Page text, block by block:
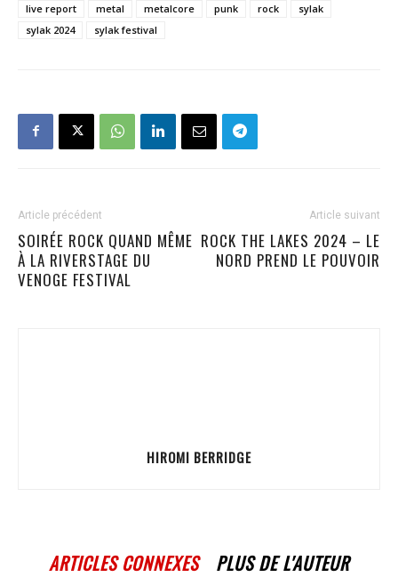
live report
metal metalcore punk rock
sylak
sylak 2024
sylak festival
Article précédent
SOIRÉE ROCK QUAND MÊME
À LA RIVERSTAGE DU
VENOGE FESTIVAL
Article suivant
ROCK THE LAKES 2024 – LE
NORD PREND LE POUVOIR
HIROMI BERRIDGE
ARTICLES CONNEXES PLUS DE L'AUTEUR